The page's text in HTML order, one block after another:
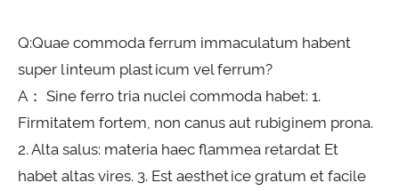
Q:Quae commoda ferrum immaculatum habent
super linteum plasticum vel ferrum?
A： Sine ferro tria nuclei commoda habet: 1.
Firmitatem fortem, non canus aut rubiginem prona.
2. Alta salus: materia haec flammea retardat Et
habet altas vires. 3. Est aesthetice gratum et facile